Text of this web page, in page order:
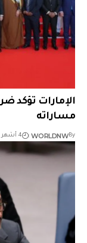
الإمارات تؤكد
مساراته
By
WORLDNW 4 أشهر ago